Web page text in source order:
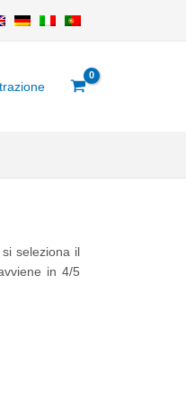
seleziona il
in 4/5